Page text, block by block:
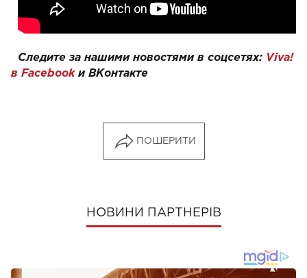
Следите за нашими новостями в соцсетях: Viva!
в Facebook и ВКонтакте
ПОШЕРИТИ
НОВИНИ ПАРТНЕРІВ